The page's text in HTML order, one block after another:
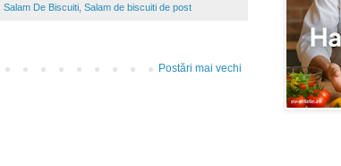
Salam De Biscuiti Salam de biscuiti de post
Postări mai vechi